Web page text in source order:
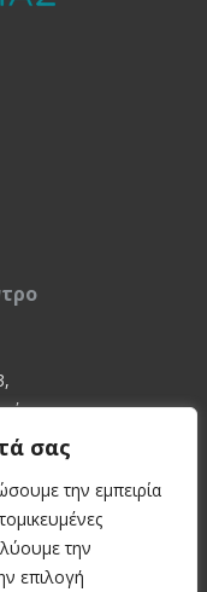
σας
την εμπειρία
την
επιλογή